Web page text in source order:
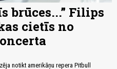
brūces...” Filips
cietīs no
notikt amerikāņu repera Pitbull